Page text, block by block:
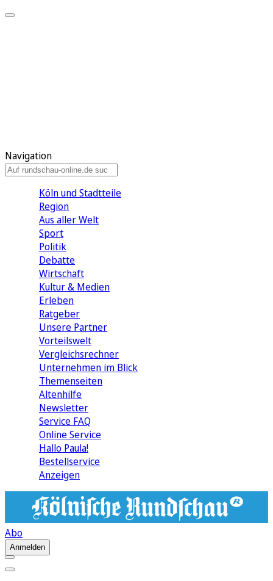
Navigation
Köln und Stadtteile
Region
Aus aller Welt
Sport
Politik
Debatte
Wirtschaft
Kultur & Medien
Erleben
Ratgeber
Unsere Partner
Vorteilswelt
Vergleichsrechner
Unternehmen im Blick
Themenseiten
Altenhilfe
Newsletter
Service FAQ
Online Service
Hallo Paula!
Bestellservice
Anzeigen
Abo
Anmelden